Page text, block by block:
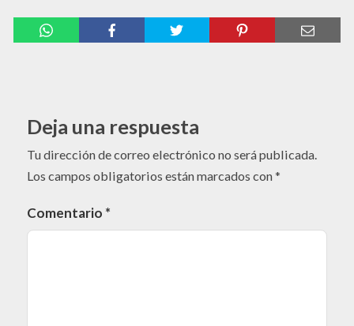
Deja una respuesta
Tu dirección de correo electrónico no será publicada.
Los campos obligatorios están marcados con*
Comentario *